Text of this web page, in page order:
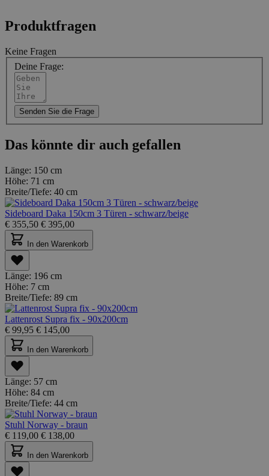
Produktfragen
Keine Fragen
Deine Frage:
Senden Sie die Frage
Das könnte dir auch gefallen
Länge: 150 cm
Höhe: 71 cm
Breite/Tiefe: 40 cm
Sideboard Daka 150cm 3 Türen - schwarz/beige
€ 355,50 € 395,00
In den Warenkorb
Länge: 196 cm
Höhe: 7 cm
Breite/Tiefe: 89 cm
Lattenrost Supra fix - 90x200cm
€ 99,95 € 145,00
In den Warenkorb
Länge: 57 cm
Höhe: 84 cm
Breite/Tiefe: 44 cm
Stuhl Norway - braun
€ 119,00 € 138,00
In den Warenkorb